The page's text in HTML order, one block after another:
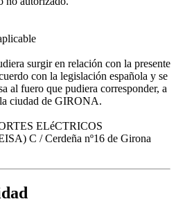
surgir en relación con la presente
con la legislación española y se
al fuero que pudiera corresponder, a
ciudad de GIRONA.
ELéCTRICOS
C / Cerdeña nº16 de Girona